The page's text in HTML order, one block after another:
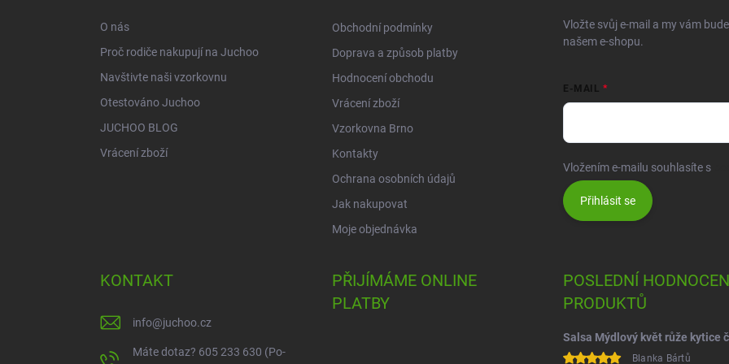
O nás
Proč rodiče nakupují na Juchoo
Navštivte naši vzorkovnu
Otestováno Juchoo
JUCHOO BLOG
Vrácení zboží
Obchodní podmínky
Doprava a způsob platby
Hodnocení obchodu
Vrácení zboží
Vzorkovna Brno
Kontakty
Ochrana osobních údajů
Jak nakupovat
Moje objednávka
Vložte svůj e-mail a my vám
našem e-shopu.
E-MAIL
Vložením e-mailu souhlasíte s
Přihlásit se
KONTAKT
info@juchoo.cz
Máte dotaz? 605 233 630 (Po-
PŘIJÍMÁME ONLINE
PLATBY
POSLEDNÍ
PRODUKTŮ
Blanka Bártů